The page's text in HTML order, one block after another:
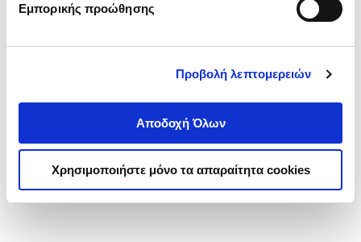
Εμπορικής προώθησης
Προβολή λεπτομερειών
Αποδοχή Όλων
Χρησιμοποιήστε μόνο τα απαραίτητα cookies